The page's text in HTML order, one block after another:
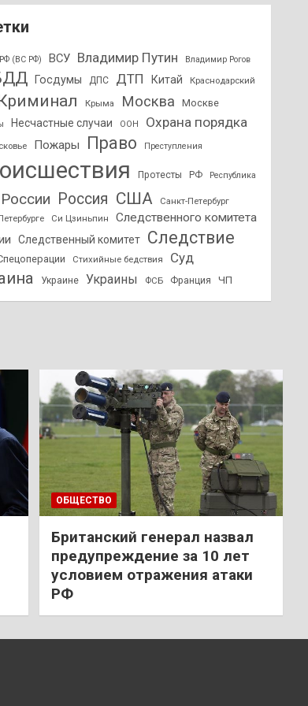
(ВС РФ) ВСУ Владимир Путин Владимир Рогов
Госдумы ДПС ДТП Китай Краснодарский
Крыма Москва Москве
Несчастные случаи ООН Охрана порядка
Пожары Право Преступления
Протесты РФ Республика
России Россия США
Санкт-Петербург
Си Цзиньпин
Следственного комитета
Следственный комитет Следствие
Стихийные бедствия Суд
Украине Украины ФСБ Франция ЧП
ОБЩЕСТВО
Британский генерал назвал
предупреждение за 10 лет
условием отражения атаки
РФ